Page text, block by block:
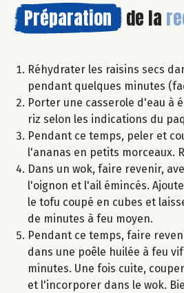
Préparation de la
Réhydrater les raisins secs
pendant quelques minutes
Porter une casserole d'eau à
riz selon les indications du
Pendant ce temps, peler et
l'ananas en petits morceaux.
Dans un wok, faire revenir,
l'oignon et l'ail émincés.
le tofu coupé en cubes et
de minutes à feu moyen.
Pendant ce temps, faire
dans une poêle huilée à feu
minutes. Une fois cuite,
et l'incorporer dans le wok.